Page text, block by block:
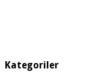
Kategoriler